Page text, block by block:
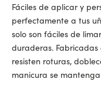
Fáciles de aplicar y
perfectamente a tus
solo son fáciles de
duraderas.
resisten roturas,
manicura se